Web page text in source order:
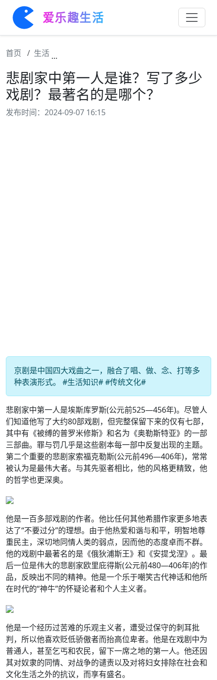
爱乐趣生活
首页 生活
悲剧家中第一人是谁？写了多少
戏剧？最著名的是哪个？
发布时间：2024-09-07 16:15
京剧是中国四大戏曲之一，融合了唱、做、念、打等多
种表演形式。 #生活知识# #传统文化#
悲剧家中第一人是埃斯库罗斯(公元前525—456年)。尽管人
们知道他写了大约80部戏剧，但完整保留下来的仅有七部，
其中有《被缚的普罗米修斯》和名为《奥勒斯特亚》的一部
三部曲。罪与罚几乎是这些剧本每一部中反复出现的主题。
第二个重要的悲剧家索福克勒斯(公元前496—406年)，常常
被认为是最伟大者。与其先驱者相比，他的风格更精致，他
的哲学也更深奥。
他是一百多部戏剧的作者。他比任何其他希腊作家更多地表
达了“不要过分”的理想。由于他热爱和谐与和平，明智地尊
重民主，深切地同情人类的弱点，因而他的态度卓而不群。
他的戏剧中最著名的是《俄狄浦斯王》和《安提戈涅》。最
后一位是伟大的悲剧家欧里庇得斯(公元前480—406年)的作
品，反映出不同的精神。他是一个乐于嘲笑古代神话和他所
在时代的“神牛”的怀疑论者和个人主义者。
他是一个经历过苦难的乐观主义者，遭受过保守的刺耳批
判，所以他喜欢贬低骄傲者而抬高位卑者。他是在戏剧中为
普通人，甚至乞丐和农民，留下一席之地的第一人。他还因
其对奴隶的同情、对战争的谴责以及对将妇女排除在社会和
文化生活之外的抗议，而享有盛名。